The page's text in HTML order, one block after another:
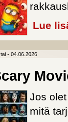
Lue
- 04.06.2026
Jos
mitä